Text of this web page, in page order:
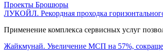
Проекты Брошюры
ЛУКОЙЛ. Рекордная проходка
Применение комплекса сервисных услуг
Жайкмунай. Увеличение МСП на 57%,